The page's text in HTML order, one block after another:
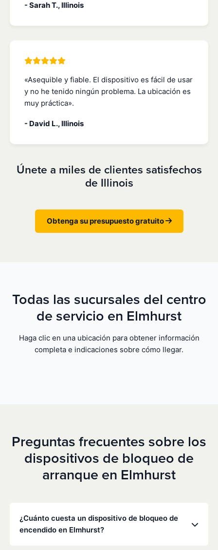
- Sarah T., Illinois
«Asequible y fiable. El dispositivo es fácil de usar
y no he tenido ningún problema. La ubicación es
muy práctica».
- David L., Illinois
Únete a miles de clientes satisfechos
de Illinois
Obtenga su presupuesto gratuito
Todas las sucursales del centro
de servicio en Elmhurst
Haga clic en una ubicación para obtener información
completa e indicaciones sobre cómo llegar.
Preguntas frecuentes sobre los
dispositivos de bloqueo de
arranque en Elmhurst
¿Cuánto cuesta un dispositivo de bloqueo de
encendido en Elmhurst?